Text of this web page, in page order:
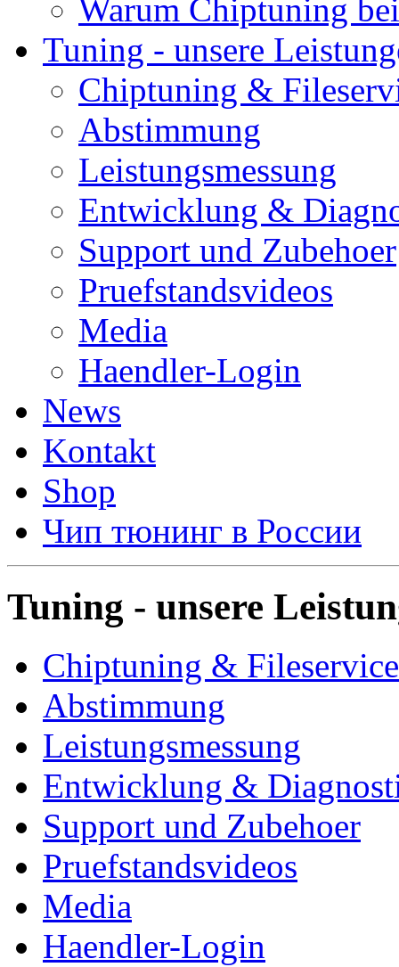
Warum Chiptuning
Tuning - unsere
Chiptuning &
Abstimmung
Leistungsmessung
Entwicklung &
Support und Zubehoer
Pruefstandsvideos
Media
Haendler-Login
News
Kontakt
Shop
Чип тюнинг в России
Tuning - unsere
Chiptuning & Fileservice
Abstimmung
Leistungsmessung
Entwicklung &
Support und Zubehoer
Pruefstandsvideos
Media
Haendler-Login